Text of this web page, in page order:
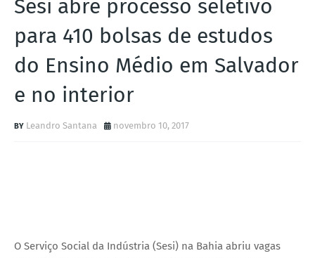
Sesi abre processo seletivo
para 410 bolsas de estudos
do Ensino Médio em Salvador
e no interior
Leandro Santana novembro 10, 2017
O Serviço Social da Indústria (Sesi) na Bahia abriu vagas